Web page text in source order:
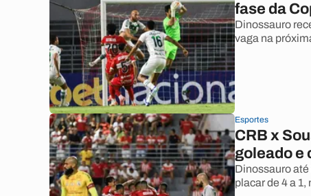
fase da
Dinossauro
vaga na
Esportes
CRB x
goleado e
Dinossauro
placar de 4 a 1,